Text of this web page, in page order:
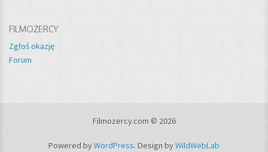
FILMOŻERCY
Zgłoś okazję
Forum
Filmozercy.com © 2026
Powered byWordPress. Design byWildWebLab